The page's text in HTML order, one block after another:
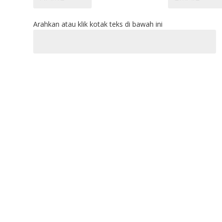
Arahkan atau klik kotak teks di bawah ini